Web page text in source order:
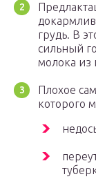
грудь. В
сильный
молока из
Плохое
которого